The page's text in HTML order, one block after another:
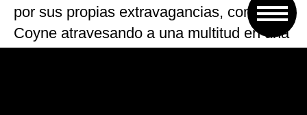
por sus propias extravagancias, como
Coyne atravesando a una multitud en una